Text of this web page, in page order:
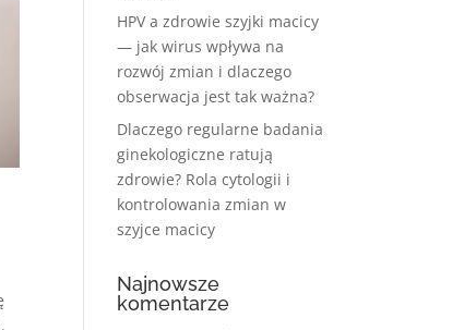
HPV a zdrowie szyjki macicy
— jak wirus wpływa na
rozwój zmian i dlaczego
obserwacja jest tak ważna?
Dlaczego regularne badania
ginekologiczne ratują
zdrowie? Rola cytologii i
kontrolowania zmian w
szyjce macicy
Najnowsze
komentarze